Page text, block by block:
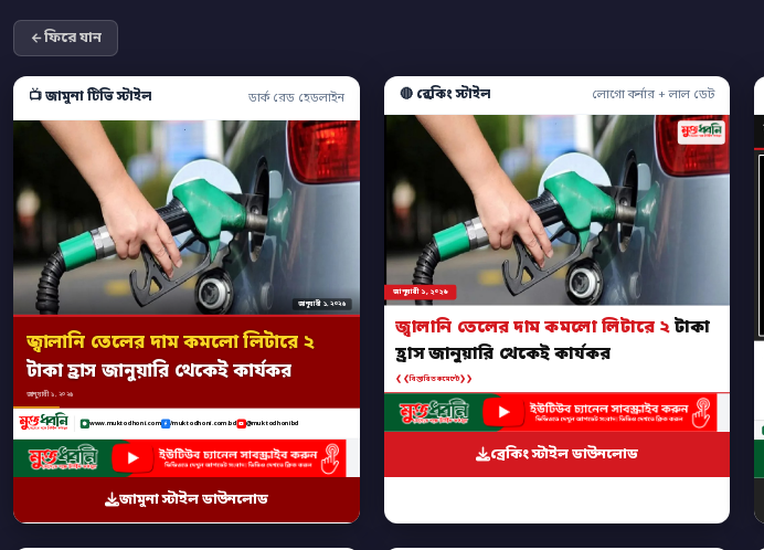
ফিরে যান
📺 জামুনা টিভি স্টাইল ডার্ক রেড হেডলাইন
জানুয়ারী ১, ২০২৬
জ্বালানি তেলের দাম কমলো লিটারে ২
টাকা হ্রাস জানুয়ারি থেকেই কার্যকর
জানুয়ারী ১, ২০২৬
www.muktodhoni.com /muktodhoni.com.bd @muktodhonibd
জামুনা স্টাইল ডাউনলোড
🔴 ব্রেকিং স্টাইল লোগো কর্নার + লাল ডেট
জানুয়ারী ১, ২০২৬
জ্বালানি তেলের দাম কমলো লিটারে ২টাকা
হ্রাস জানুয়ারি থেকেই কার্যকর
❮❮বিস্তারিত কমেন্টে❯❯
ব্রেকিং স্টাইল ডাউনলোড